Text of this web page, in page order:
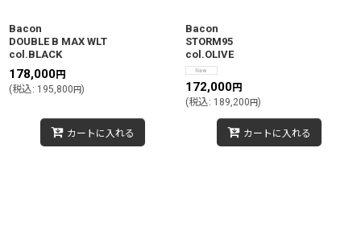
Bacon
DOUBLE B MAX WLT
col.BLACK
178,000円
(税込: 195,800円)
カートに入れる
Bacon
STORM95
col.OLIVE
172,000円
(税込: 189,200円)
カートに入れる